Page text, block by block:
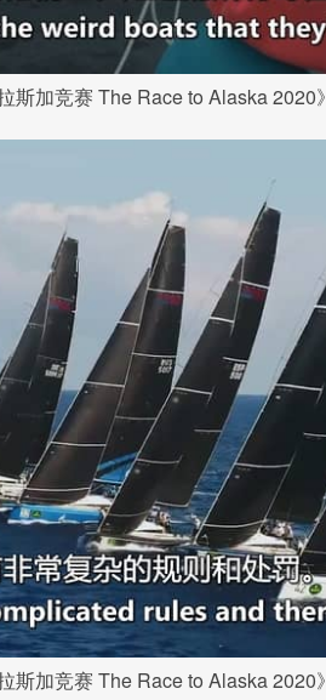
斯加竞赛 The Race to Alaska 2020》
斯加竞赛 The Race to Alaska 2020》